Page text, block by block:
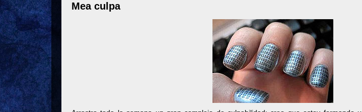
Mea culpa